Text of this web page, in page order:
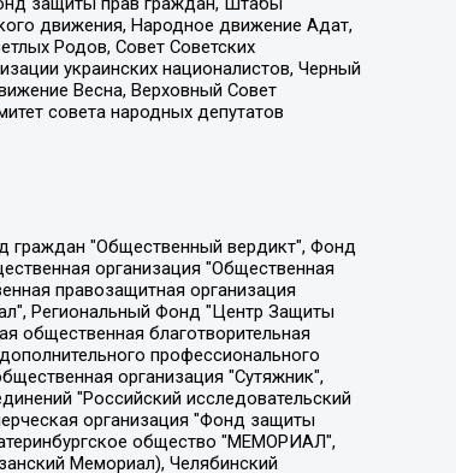
движения, Народное движение Адат,
Родов, Совет Советских
украинских националистов, Черный
Весна, Верховный Совет
совета народных депутатов
Kurt-Schumacher-Strasse 3, 53113 Bonn), Борзунова Мария Михайловна, Воробьев Виктор Викторович, Голубева Анна Львовна, Константинова Алла Михайловна, Малкова Ирина Владимировна, Мурадов Мурад Абдулгалимович, Осетинская Елизавета Николаевна, Понасенков Евгений Николаевич, Ганапольский Матвей Юрьевич, Киселев Евгений Алексеевич, Борухович Ирина Григорьевна, Дремин Иван Тимофеевич, Дубровский Дмитрий Викторович, Красноярская региональная общественная организация поддержки и развития альтернативных образовательных технологий и межкультурных коммуникаций "ИНТЕРРА", Маяковская Екатерина Алексеевна, Фейгин Марк Захарович, Филимонов Андрей Викторович, Дзугкоева Регина Николаевна, Доброхотов Роман Александрович, Дудь Юрий Александрович, Елкин Сергей Владимирович, Кругликов Кирилл Игоревич, Сабунаева Мария Леонидовна, Семенов Алексей Владимирович, Шаинян Карен Багратович, Шульман Екатерина Михайловна, Асафьев Артур Валерьевич, Вахштайн Виктор Семенович, Венедиктов Алексей Алексеевич, Лушникова Екатерина Евгеньевна, Волков Леонид Михайлович, Невзоров Александр Глебович, Пархоменко Сергей Борисович, Сироткин Ярослав Николаевич, Кара-Мурза Владимир Владимирович, Баранова Наталья Владимировна, Гозман Леонид Яковлевич, Кагарлицкий Борис Юльевич, Климарев Михаил Валерьевич, Милов Владимир Станиславович, Автономная некоммерческая организация Краснодарский центр современного искусства "Типография", Моргенштерн Алишер Тагирович, Соболь Любовь Эдуардовна, Общество с ограниченной ответственностью "ЛИЗА НОРМ", Каспаров Гарри Кимович, Ходорковский Михаил Борисович, Общество с ограниченной ответственностью "Апрельские тезисы", Данилович Ирина Брониславовна, Кашин Олег Владимирович, Петров Николай Владимирович, Пивоваров Алексей Владимирович, Соколов Михаил Владимирович, Цветкова Юлия Владимировна, Чичваркин Евгений Александрович, Комитет против пыток/Команда против пыток, Общество с ограниченной ответственностью "Первый научный", Общество с ограниченной ответственностью "Вертолет и ко", Белоцерковская Вероника Борисовна, Кац Максим Евгеньевич, Лазарева Татьяна Юрьевна, Шаведдинов Руслан Табризович, Яшин Илья Валерьевич, Общество с ограниченной ответственностью "Иноагент ААВ", Алешковский Дмитрий Петрович, Альбац Евгения Марковна, Быков Дмитрий Львович, Галямина Юлия Евгеньевна, Лойко Сергей Леонидович, Мартынов Кирилл Константинович, Медведев Сергей Александрович, Крашенинников Федор Геннадиевич, Гордеева Катерина Вл